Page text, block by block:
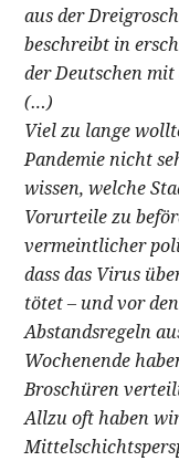
aus der
beschreibt in
der Deutschen
(…)
Viel zu lange
Pandemie nicht
wissen, welche
Vorurteile zu
vermeintlicher
dass das Virus
tötet – und vor
Abstandsregeln
Wochenende
Broschüren
Allzu oft haben